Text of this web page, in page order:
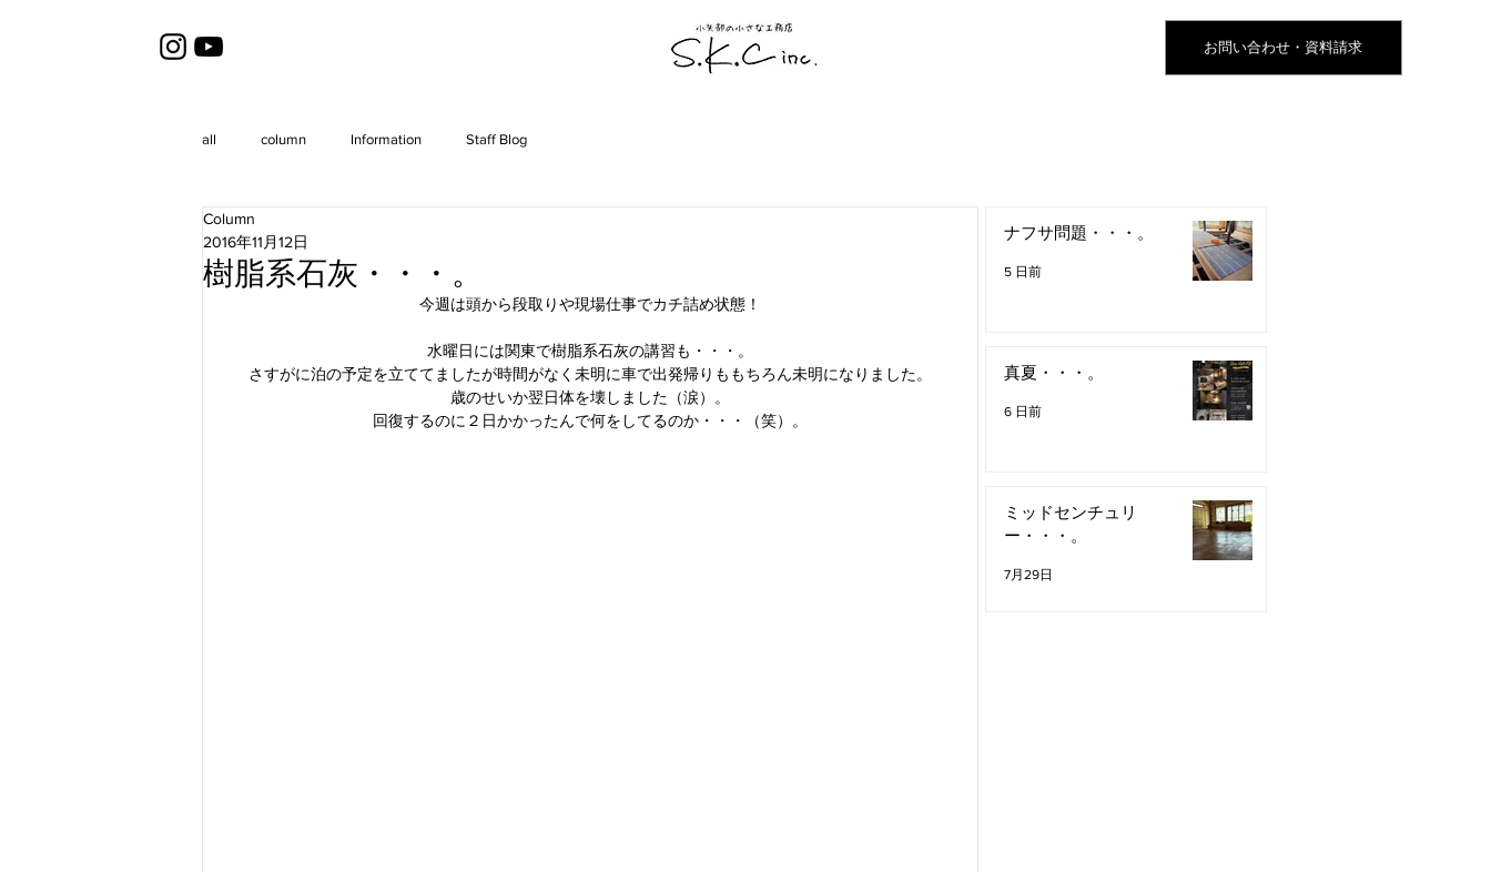
お問い合わせ・資料請求
all column Information Staff Blog
樹脂系石灰・・・。
Column
2016年11月12日
今週は頭から段取りや現場仕事でカチ詰め状態！
水曜日には関東で樹脂系石灰の講習も・・・。
さすがに泊の予定を立ててましたが時間がなく未明に車で出発帰りももちろん未明になりました。
歳のせいか翌日体を壊しました（涙）。
回復するのに２日かかったんで何をしてるのか・・・（笑）。
ナフサ問題・・・。
5 日前
真夏・・・。
6 日前
ミッドセンチュリ
ー・・・。
7月29日